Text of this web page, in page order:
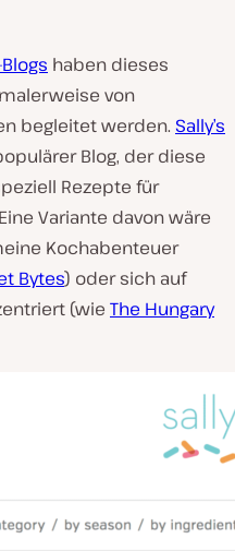
haben dieses
von
begleitet werden. Sally’s
Blog, der diese
Rezepte für
Variante davon wäre
Kochabenteuer
Bytes) oder sich auf
(wie The Hungary